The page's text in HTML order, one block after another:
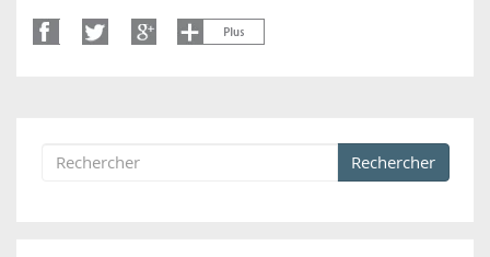
Formulaire de recherche
Rechercher